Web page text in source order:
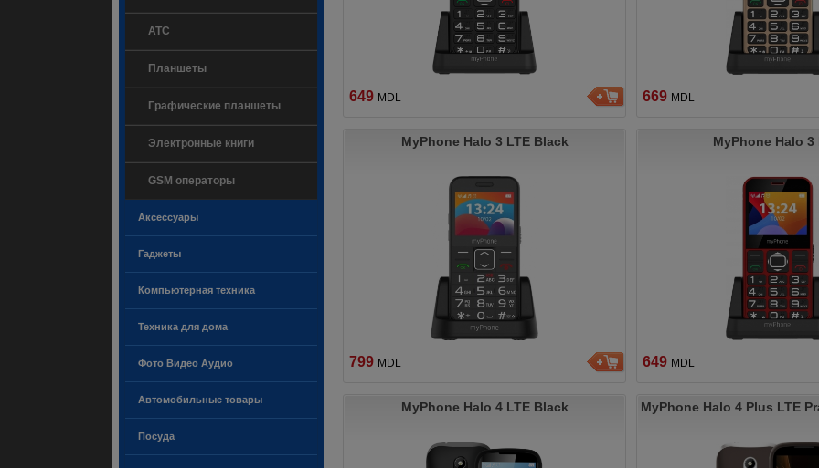
ATC
Планшеты
Графические планшеты
Электронные книги
GSM операторы
Аксессуары
Гаджеты
Компьютерная техника
Техника для дома
Фото Видео Аудио
Автомобильные товары
Посуда
649 MDL 669 MDL
MyPhone Halo 3 LTE Black
799 MDL
MyPhone Halo 3
649 MDL
MyPhone Halo 4 LTE Black MyPhone Halo 4 Plus LTE